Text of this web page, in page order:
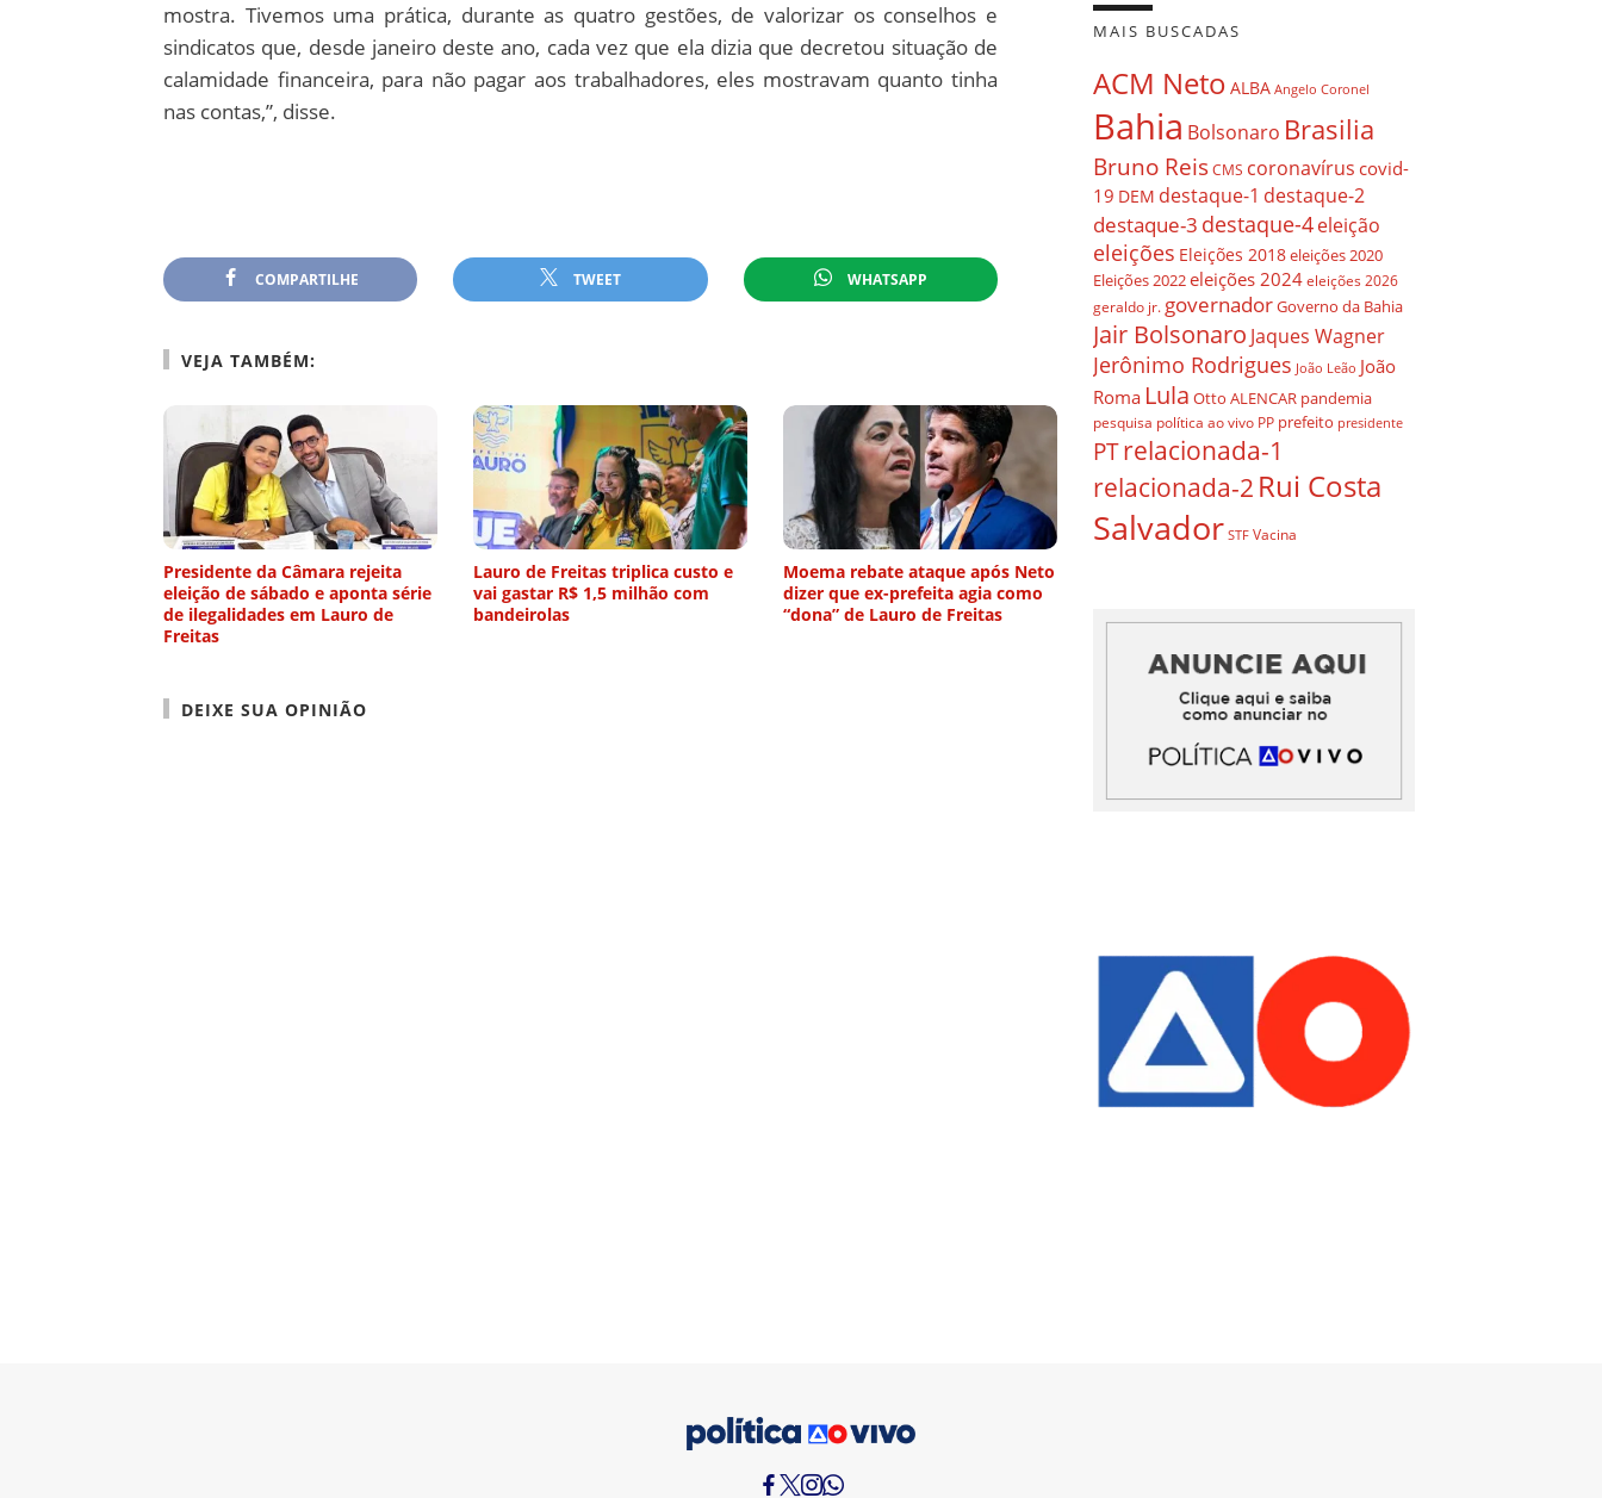
mostra. Tivemos uma prática, durante as quatro gestões, de valorizar os conselhos e
sindicatos que, desde janeiro deste ano, cada vez que ela dizia que decretou situação de
calamidade financeira, para não pagar aos trabalhadores, eles mostravam quanto tinha
nas contas,”, disse.
COMPARTILHE TWEET WHATSAPP
VEJA TAMBÉM:
Presidente da Câmara rejeita
eleição de sábado e aponta série
de ilegalidades em Lauro de
Freitas
Lauro de Freitas triplica custo e
vai gastar R$ 1,5 milhão com
bandeirolas
Moema rebate ataque após Neto
dizer que ex-prefeita agia como
“dona” de Lauro de Freitas
DEIXE SUA OPINIÃO
MAIS BUSCADAS
ACM Neto ALBA Angelo Coronel
Bahia Bolsonaro Brasilia
Bruno ReisCMS coronavírus covid-
19 DEM destaque-1 destaque-2
destaque-3 destaque-4eleição
eleições Eleições 2018eleições 2020
Eleições 2022eleições 2024 eleições 2026
geraldo jr. governadorGoverno da Bahia
Jair Bolsonaro Jaques Wagner
Jerônimo Rodrigues João Leão João
Roma Lula Otto ALENCAR pandemia
pesquisa política ao vivo PP prefeito presidente
PTrelacionada-1
relacionada-2 Rui Costa
Salvador STF Vacina